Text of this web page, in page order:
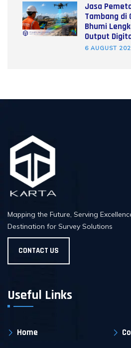
Jasa
Tambang di
Bhumi
Output
6 AUGUST
Mapping the Future, Serving
Destination for Survey Solutions
CONTACT US
Useful Links
Home